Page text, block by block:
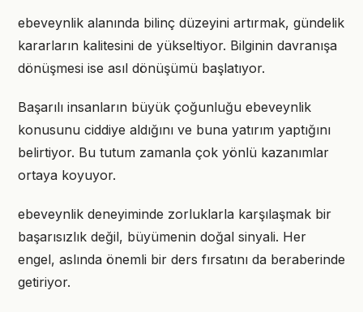
ebeveynlik alanında bilinç düzeyini artırmak, gündelik
kararların kalitesini de yükseltiyor. Bilginin davranışa
dönüşmesi ise asıl dönüşümü başlatıyor.
Başarılı insanların büyük çoğunluğu ebeveynlik
konusunu ciddiye aldığını ve buna yatırım yaptığını
belirtiyor. Bu tutum zamanla çok yönlü kazanımlar
ortaya koyuyor.
ebeveynlik deneyiminde zorluklarla karşılaşmak bir
başarısızlık değil, büyümenin doğal sinyali. Her
engel, aslında önemli bir ders fırsatını da beraberinde
getiriyor.